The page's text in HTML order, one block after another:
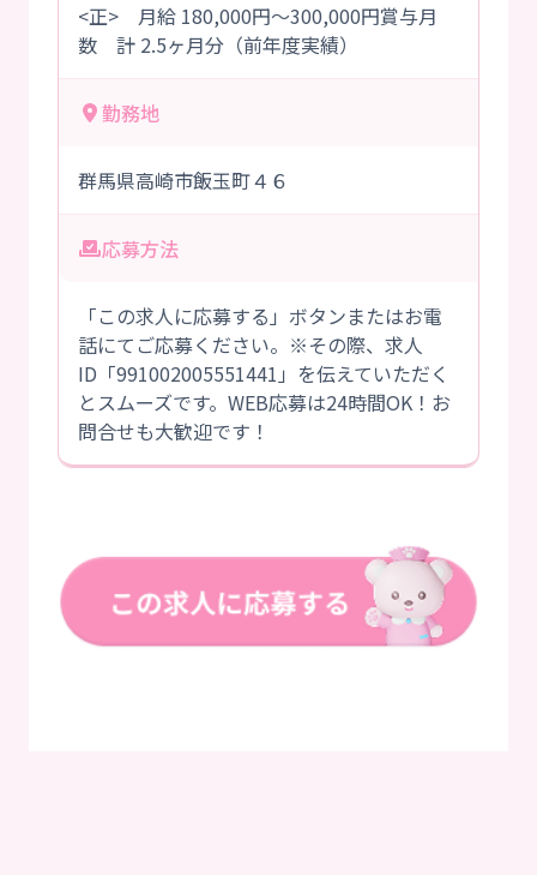
<正> 月給 180,000円～300,000円賞与月
数 計 2.5ヶ月分（前年度実績）
勤務地
群馬県高崎市飯玉町４６
応募方法
「この求人に応募する」ボタンまたはお電
話にてご応募ください。※その際、求人
ID「991002005551441」を伝えていただく
とスムーズです。WEB応募は24時間OK！お
問合せも大歓迎です！